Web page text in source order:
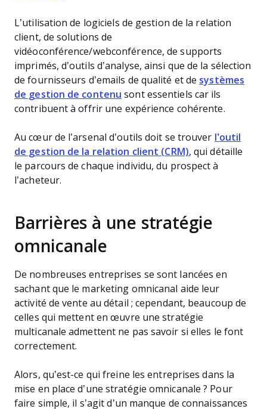
L’utilisation de logiciels de gestion de la relation
client, de solutions de
vidéoconférence/webconférence, de supports
imprimés, d’outils d’analyse, ainsi que de la sélection
de fournisseurs d’emails de qualité et de systèmes
de gestion de contenu sont essentiels car ils
contribuent à offrir une expérience cohérente.
Au cœur de l’arsenal d’outils doit se trouver l’outil
de gestion de la relation client (CRM), qui détaille
le parcours de chaque individu, du prospect à
l’acheteur.
Barrières à une stratégie
omnicanale
De nombreuses entreprises se sont lancées en
sachant que le marketing omnicanal aide leur
activité de vente au détail ; cependant, beaucoup de
celles qui mettent en œuvre une stratégie
multicanale admettent ne pas savoir si elles le font
correctement.
Alors, qu’est-ce qui freine les entreprises dans la
mise en place d’une stratégie omnicanale ? Pour
faire simple, il s’agit d’un manque de connaissances